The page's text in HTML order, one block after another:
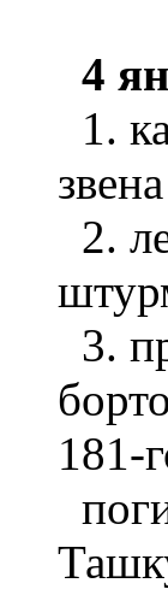
4
1.
2.
3.
181-